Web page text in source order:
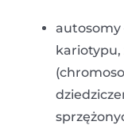
autosomy